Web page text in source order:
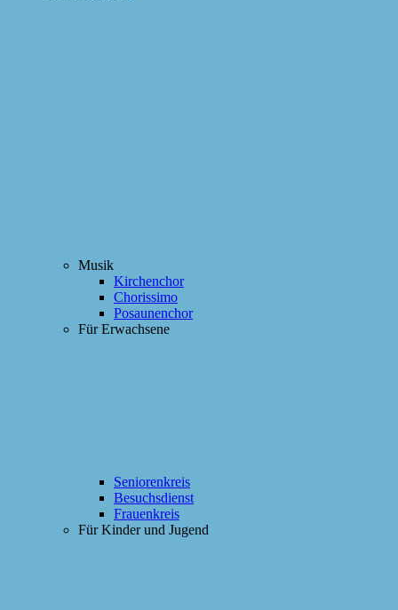
Musik
Kirchenchor
Chorissimo
Posaunenchor
Für Erwachsene
Seniorenkreis
Besuchsdienst
Frauenkreis
Für Kinder und Jugend